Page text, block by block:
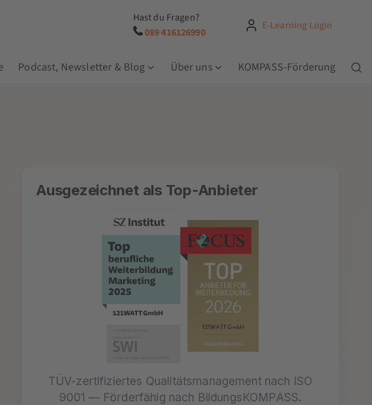
Hast du Fragen?
089 416126990
E-Learning Login
Podcast, Newsletter & Blog Über uns KOMPASS-Förderung
Ausgezeichnet als Top-Anbieter
TÜV-zertifiziertes Qualitätsmanagement nach ISO
9001 — Förderfähig nach BildungsKOMPASS.